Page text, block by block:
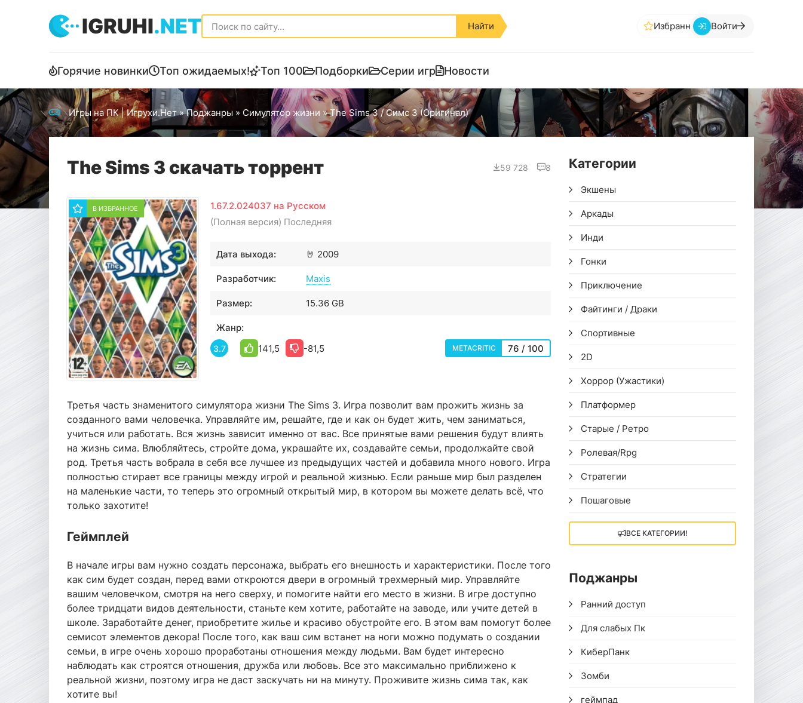
IGRUHI.NET Найти Избранное Войти
Горячие новинки Топ ожидаемых! Топ 100 Подборки Серии игр Новости
Игры на ПК | Игрухи.Нет»Поджанры » Симулятор жизни » The Sims 3 / Симс 3 (Оригинал)
The Sims 3 скачать торрент 59 728 8
В ИЗБРАННОЕ
1.67.2.024037 на Русском
(Полная версия) Последняя
🤘
Дата выхода: 2009
Разработчик: Maxis
Размер: 15.36 GB
Жанр:
3.7 141,5 -81,5 METACRITIC 76 / 100
Третья часть знаменитого симулятора жизни The Sims 3. Игра позволит вам прожить жизнь за
созданного вами человечка. Управляйте им, решайте, где и как он будет жить, чем заниматься,
учиться или работать. Вся жизнь зависит именно от вас. Все принятые вами решения будут влиять
на жизнь сима. Влюбляйтесь, стройте дома, украшайте их, создавайте семьи, продолжайте свой
род. Третья часть вобрала в себя все лучшее из предыдущих частей и добавила много нового. Игра
полностью стирает все границы между игрой и реальной жизнью. Если раньше мир был разделен
на маленькие части, то теперь это огромный открытый мир, в котором вы можете делать всё, что
только захотите!
Геймплей
В начале игры вам нужно создать персонажа, выбрать его внешность и характеристики. После того
как сим будет создан, перед вами откроются двери в огромный трехмерный мир. Управляйте
вашим человечком, смотря на него сверху, и помогите найти его место в жизни. В игре доступно
более тридцати видов деятельности, станьте кем хотите, работайте на заводе, или учите детей в
школе. Заработайте денег, приобретите жилье и красиво обустройте его. В этом вам помогут более
семисот элементов декора! После того, как ваш сим встанет на ноги можно подумать о создании
семьи, в игре очень хорошо проработаны отношения между людьми. Вам будет интересно
наблюдать как строятся отношения, дружба или любовь. Все это максимально приближено к
реальной жизни, поэтому игра не даст заскучать ни на минуту. Проживите жизнь сима так, как
хотите вы!
Категории
Экшены
Аркады
Инди
Гонки
Приключение
Файтинги / Драки
Спортивные
2D
Хоррор (Ужастики)
Платформер
Старые / Ретро
Ролевая/Rpg
Стратегии
Пошаговые
ВСЕ КАТЕГОРИИ!
Поджанры
Ранний доступ
Для слабых Пк
КиберПанк
Зомби
геймпад